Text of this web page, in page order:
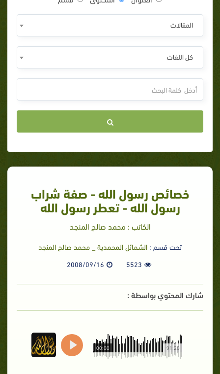
المقالات
كل اللغات
خصائص رسول الله - صفة شراب
رسول الله - تعطر رسول الله
الكاتب : محمد صالح المنجد
تحت قسم : الشمائل المحمدية _ محمد صالح المنجد
5523
2008/09/16
شارك المحتوي بواسطة :
91:20
00:00